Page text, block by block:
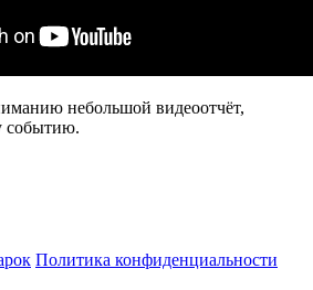
небольшой видеоотчёт,
событию.
Политика конфиденциальности